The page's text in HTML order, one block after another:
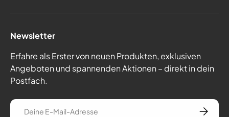
Newsletter
Erfahre als Erster von neuen Produkten, exklusiven
Angeboten und spannenden Aktionen – direkt in dein
Postfach.
E-Mail